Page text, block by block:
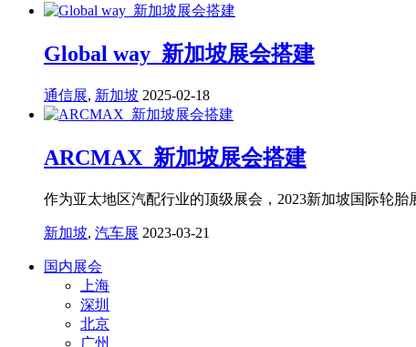
Global way_新加坡展会搭建
通信展, 新加坡 2025-02-18
ARCMAX_新加坡展会搭建
作为亚太地区汽配行业的顶级展会，2023新加坡国际轮
新加坡, 汽车展 2023-03-21
国内展会
上海
深圳
北京
广州